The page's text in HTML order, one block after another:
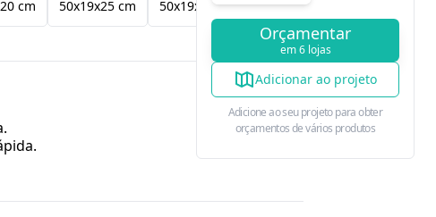
cm 50x19x25 cm 50x19x30 cm
Orçamentar
em 6 lojas
Adicionar ao projeto
Adicione ao seu projeto para obter
orçamentos de vários produtos